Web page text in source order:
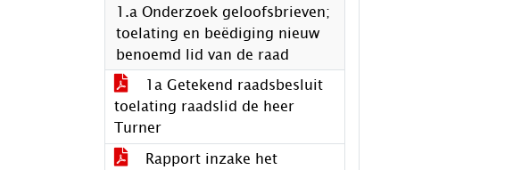
1.a Onderzoek geloofsbrieven;
toelating en beëdiging nieuw
benoemd lid van de raad
1a Getekend raadsbesluit
toelating raadslid de heer
Turner
Rapport inzake het